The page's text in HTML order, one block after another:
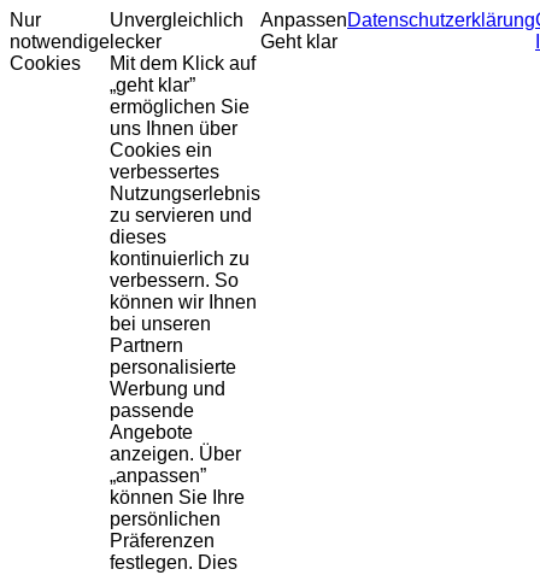
Nur
notwendige
Cookies
Unvergleichlich
lecker
Mit dem Klick auf
„geht klar”
ermöglichen Sie
uns Ihnen über
Cookies ein
verbessertes
Nutzungserlebnis
zu servieren und
dieses
kontinuierlich zu
verbessern. So
können wir Ihnen
bei unseren
Partnern
personalisierte
Werbung und
passende
Angebote
anzeigen. Über
„anpassen”
können Sie Ihre
persönlichen
Präferenzen
festlegen. Dies
Anpassen
Geht klar
Datenschutzerklärung